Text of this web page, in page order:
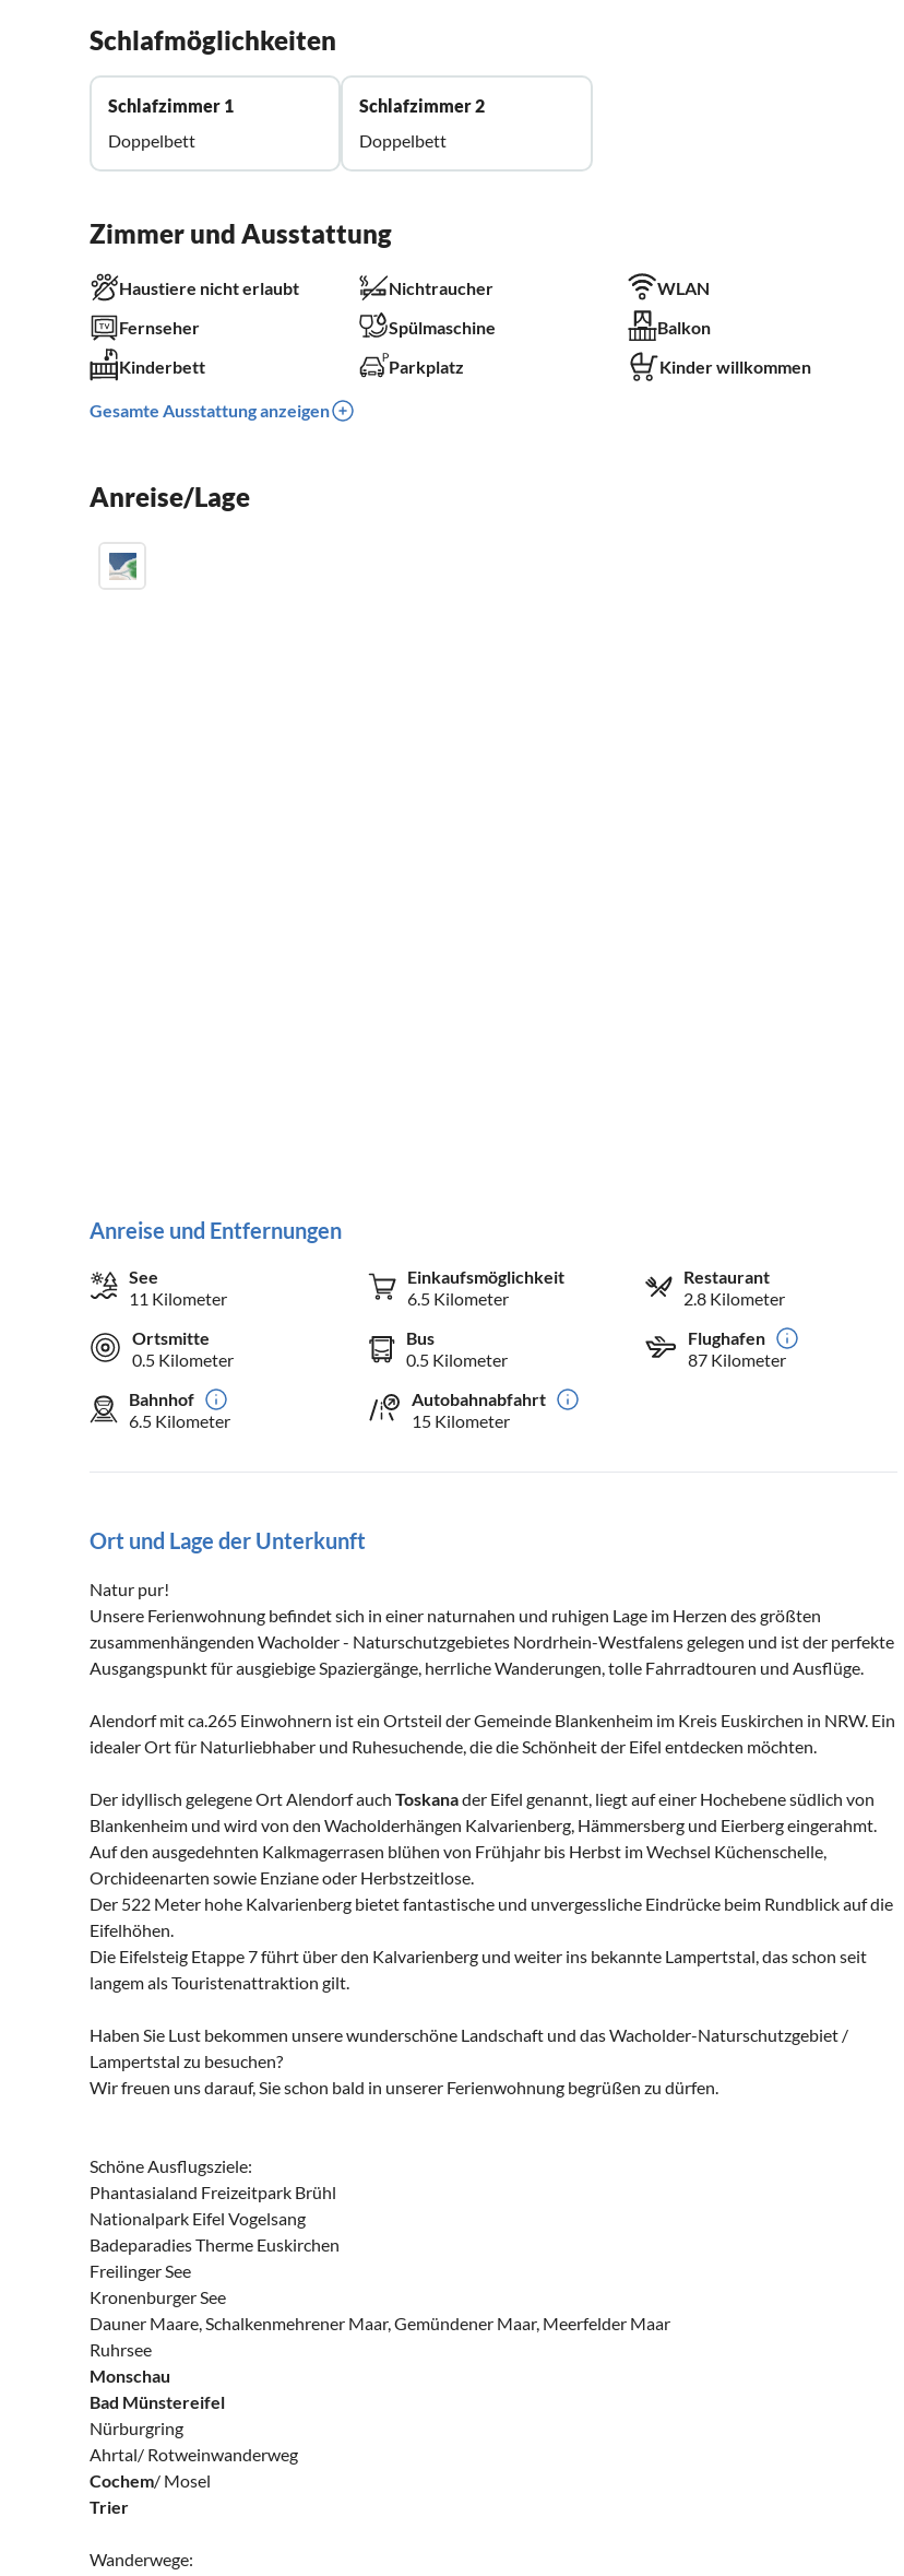
Schlafmöglichkeiten
Schlafzimmer 1
Doppelbett
Schlafzimmer 2
Doppelbett
Zimmer und Ausstattung
Haustiere nicht erlaubt Nichtraucher
WLAN
Fernseher
Spülmaschine
Balkon
Kinderbett
Parkplatz Kinder willkommen
Gesamte Ausstattung anzeigen
Anreise/Lage
Anreise und Entfernungen
See
11 Kilometer
Einkaufsmöglichkeit
6.5 Kilometer
Restaurant
2.8 Kilometer
Ortsmitte
0.5 Kilometer
Bus
0.5 Kilometer
Flughafen
87 Kilometer
Bahnhof
6.5 Kilometer
Autobahnabfahrt
15 Kilometer
Ort und Lage der Unterkunft
Natur pur!
Unsere Ferienwohnung befindet sich in einer naturnahen und ruhigen Lage im Herzen des größten
zusammenhängenden Wacholder - Naturschutzgebietes Nordrhein-Westfalens gelegen und ist der perfekte
Ausgangspunkt für ausgiebige Spaziergänge, herrliche Wanderungen, tolle Fahrradtouren und Ausflüge.
Alendorf mit ca.265 Einwohnern ist ein Ortsteil der Gemeinde Blankenheim im Kreis Euskirchen in NRW. Ein
idealer Ort für Naturliebhaber und Ruhesuchende, die die Schönheit der Eifel entdecken möchten.
Der idyllisch gelegene Ort Alendorf auch Toskanader Eifel genannt, liegt auf einer Hochebene südlich von
Blankenheim und wird von den Wacholderhängen Kalvarienberg, Hämmersberg und Eierberg eingerahmt.
Auf den ausgedehnten Kalkmagerrasen blühen von Frühjahr bis Herbst im Wechsel Küchenschelle,
Orchideenarten sowie Enziane oder Herbstzeitlose.
Der 522 Meter hohe Kalvarienberg bietet fantastische und unvergessliche Eindrücke beim Rundblick auf die
Eifelhöhen.
Die Eifelsteig Etappe 7 führt über den Kalvarienberg und weiter ins bekannte Lampertstal, das schon seit
langem als Touristenattraktion gilt.
Haben Sie Lust bekommen unsere wunderschöne Landschaft und das Wacholder-Naturschutzgebiet /
Lampertstal zu besuchen?
Wir freuen uns darauf, Sie schon bald in unserer Ferienwohnung begrüßen zu dürfen.
Schöne Ausflugsziele:
Phantasialand Freizeitpark Brühl
Nationalpark Eifel Vogelsang
Badeparadies Therme Euskirchen
Freilinger See
Kronenburger See
Dauner Maare, Schalkenmehrener Maar, Gemündener Maar, Meerfelder Maar
Ruhrsee
Monschau
Bad Münstereifel
Nürburgring
Ahrtal/ Rotweinwanderweg
Cochem/ Mosel
Trier
Wanderwege: